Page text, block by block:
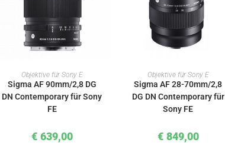
IN DEN WARENKORB
Objektive für Sony E
Sigma AF 90mm/2,8 DG
DN Contemporary für Sony
FE
€ 639,00
IN DEN WARENKORB
Objektive für Sony E
Sigma AF 28-70mm/2,8
DG DN Contemporary für
Sony FE
€ 849,00